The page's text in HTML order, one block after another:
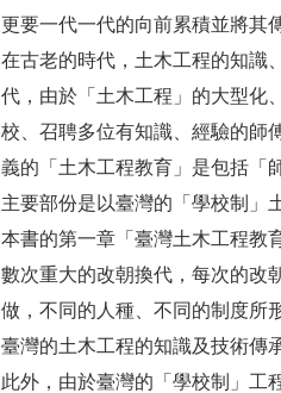
更要一代一代的向前累積並將其
在古老的時代，土木工程的知識
代，由於「土木工程」的大型化
校、召聘多位有知識、經驗的師
義的「土木工程教育」是包括「
主要部份是以臺灣的「學校制」
本書的第一章「臺灣土木工程教
數次重大的改朝換代，每次的改
做，不同的人種、不同的制度所
臺灣的土木工程的知識及技術傳
此外，由於臺灣的「學校制」工